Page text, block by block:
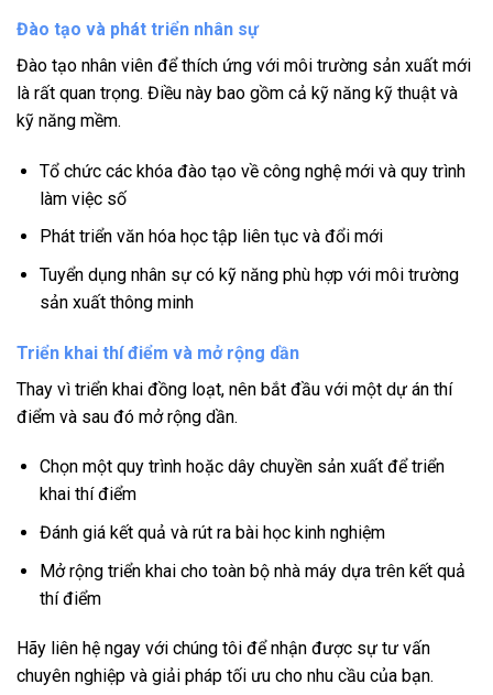
Đào tạo và phát triển nhân sự
Đào tạo nhân viên để thích ứng với môi trường sản xuất mới
là rất quan trọng. Điều này bao gồm cả kỹ năng kỹ thuật và
kỹ năng mềm.
Tổ chức các khóa đào tạo về công nghệ mới và quy trình
làm việc số
Phát triển văn hóa học tập liên tục và đổi mới
Tuyển dụng nhân sự có kỹ năng phù hợp với môi trường
sản xuất thông minh
Triển khai thí điểm và mở rộng dần
Thay vì triển khai đồng loạt, nên bắt đầu với một dự án thí
điểm và sau đó mở rộng dần.
Chọn một quy trình hoặc dây chuyền sản xuất để triển
khai thí điểm
Đánh giá kết quả và rút ra bài học kinh nghiệm
Mở rộng triển khai cho toàn bộ nhà máy dựa trên kết quả
thí điểm
Hãy liên hệ ngay với chúng tôi để nhận được sự tư vấn
chuyên nghiệp và giải pháp tối ưu cho nhu cầu của bạn.